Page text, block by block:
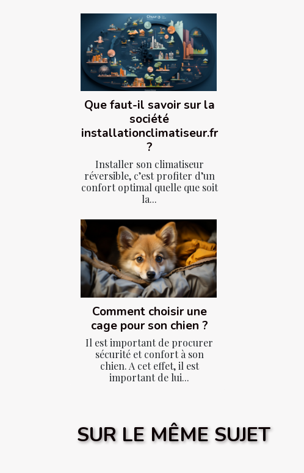
Que faut-il savoir sur la
société
installationclimatiseur.fr
?
Installer son climatiseur
réversible, c’est profiter d’un
confort optimal quelle que soit
la...
Comment choisir une
cage pour son chien ?
Il est important de procurer
sécurité et confort à son
chien. A cet effet, il est
important de lui...
SUR LE MÊME SUJET